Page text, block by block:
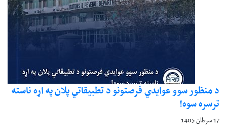
د منظور سوو عوایدي فرصتونو د تطبیقاتي پلان په اړه ناسته
ترسره سوه!
17 سرطان 1405